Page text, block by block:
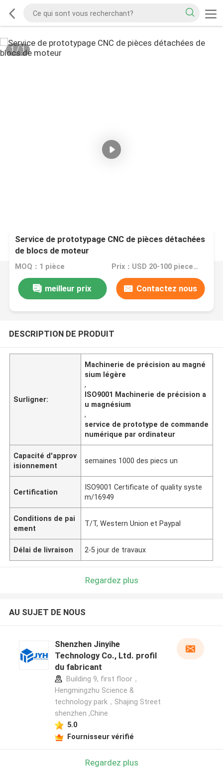
1/ 1
Service de prototypage CNC de pièces détachées
de blocs de moteur
MOQ：1 pièce Prix：USD 20-100 pieces,negotiable
meilleur prix Contactez nous
DESCRIPTION DE PRODUIT
Surligner:
Machinerie de précision au magné
sium légère
,
ISO9001 Machinerie de précision a
u magnésium
,
service de prototype de commande
numérique par ordinateur
Capacité d'approv
isionnement
semaines 1000 des piecs un
Certification
ISO9001 Certificate of quality syste
m/16949
Conditions de pai
ement
T/T, Western Union et Paypal
Délai de livraison 2-5 jour de travaux
Regardez plus
AU SUJET DE NOUS
Shenzhen Jinyihe
Technology Co., Ltd. profil
du fabricant
Building 9, first floor，
Hengmingzhu Science &
technology park，Shajing Street
shenzhen ,Chine
5.0
Fournisseur vérifié
Regardez plus